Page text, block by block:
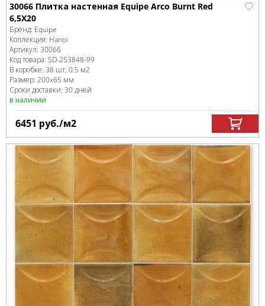
30066 Плитка настенная Equipe Arco Burnt Red
6,5X20
Бренд: Equipe
Коллекция: Hanoi
Артикул: 30066
Код товара: SD-253848-99
В коробке: 38 шт, 0.5 м2
Размер: 200x65 мм
Сроки доставки: 30 дней
в наличии
6451 руб./м2